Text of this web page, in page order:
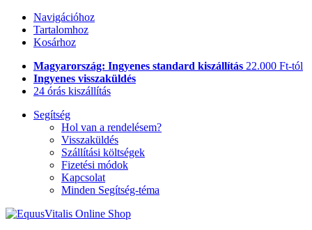
Navigációhoz
Tartalomhoz
Kosárhoz
Magyarország: Ingyenes standard kiszállítás 22.000 Ft-tól
Ingyenes visszaküldés
24 órás kiszállítás
Segítség
Hol van a rendelésem?
Visszaküldés
Szállítási költségek
Fizetési módok
Kapcsolat
Minden Segítség-téma